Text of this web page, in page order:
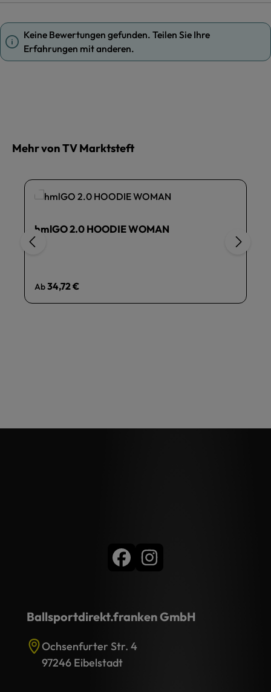
Keine Bewertungen gefunden. Teilen Sie Ihre
Erfahrungen mit anderen.
Mehr von TV Marktsteft
hmlGO 2.0 HOODIE WOMAN
Regulärer Preis:
Ab34,72 €
Ballsportdirekt.franken GmbH
Ochsenfurter Str. 4
97246 Eibelstadt